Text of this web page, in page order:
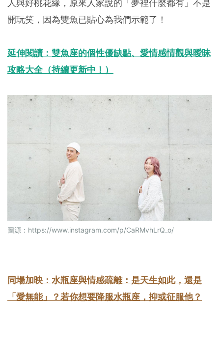
人與好桃花緣，原來人家說的「夢裡什麼都有」不是
開玩笑，因為雙魚已貼心為我們示範了！
延伸閱讀：雙魚座的個性優缺點、愛情感情觀與曖昧
攻略大全（持續更新中！）
圖源： https://www.instagram.com/p/CaRMvhLrQ_o/
同場加映：水瓶座與情感疏離：是天生如此，還是
「愛無能」？若你想要降服水瓶座，抑或征服他？